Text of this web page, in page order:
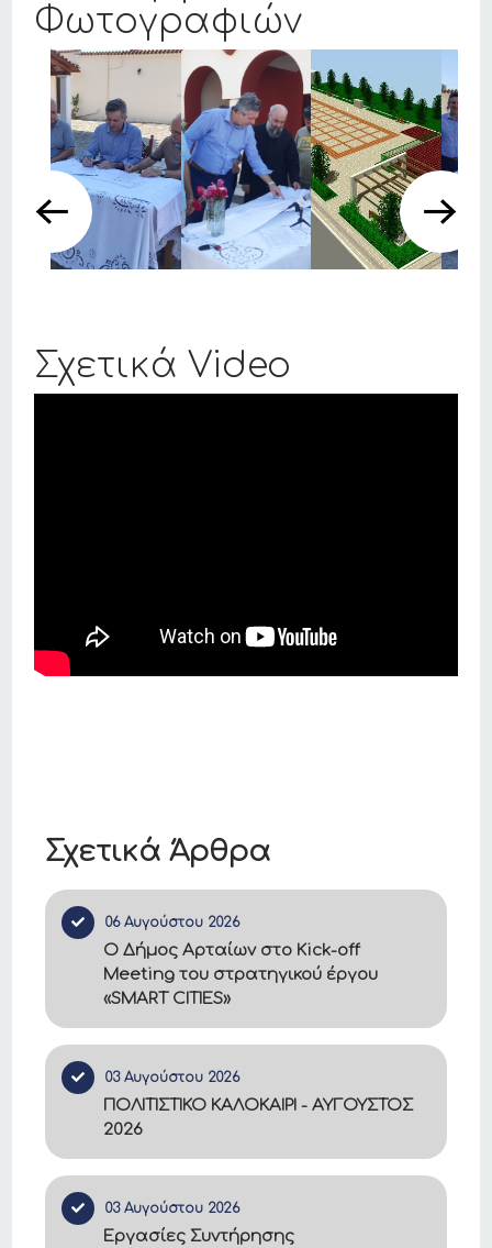
Σχετικά Άρθρα
06 Αυγούστου 2026
Ο Δήμος Αρταίων στο Kick-off
Meeting του στρατηγικού έργου
«SMART CITIES»
03 Αυγούστου 2026
ΠΟΛΙΤΙΣΤΙΚΟ ΚΑΛΟΚΑΙΡΙ - ΑΥΓΟΥΣΤΟΣ
2026
03 Αυγούστου 2026
Εργασίες Συντήρησης
Φωτογραφιών
Σχετικά Video